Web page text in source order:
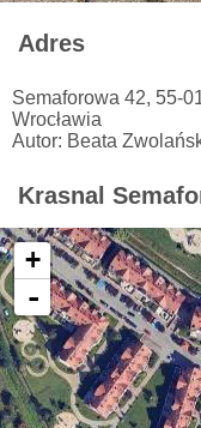
Adres
Semaforowa 42, 55-
Wrocławia
Autor: Beata
Krasnal
+
-